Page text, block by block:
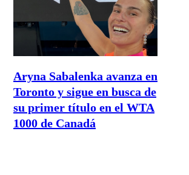
Aryna Sabalenka avanza en
Toronto y sigue en busca de
su primer título en el WTA
1000 de Canadá